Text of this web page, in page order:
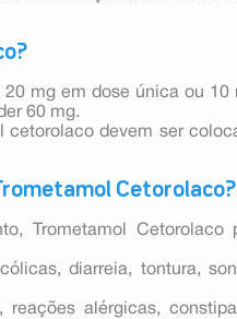
mg em dose única ou 10
60 mg.
devem ser
Cetorolaco?
Trometamol Cetorolaco
diarreia, tontura,
reações alérgicas,